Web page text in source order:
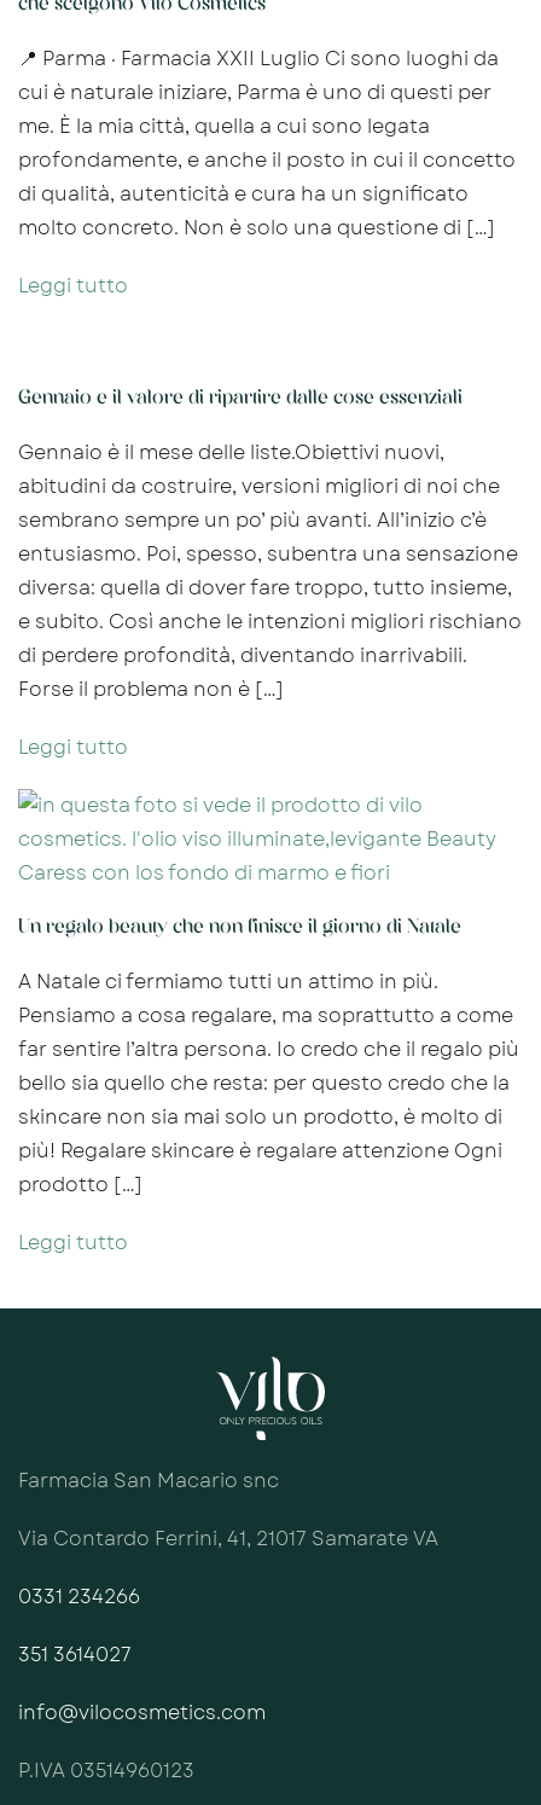
che scelgono Vilo Cosmetics
📍 Parma · Farmacia XXII Luglio Ci sono luoghi da
cui è naturale iniziare, Parma è uno di questi per
me. È la mia città, quella a cui sono legata
profondamente, e anche il posto in cui il concetto
di qualità, autenticità e cura ha un significato
molto concreto. Non è solo una questione di […]
Leggi tutto
Gennaio e il valore di ripartire dalle cose essenziali
Gennaio è il mese delle liste.Obiettivi nuovi,
abitudini da costruire, versioni migliori di noi che
sembrano sempre un po’ più avanti. All’inizio c’è
entusiasmo. Poi, spesso, subentra una sensazione
diversa: quella di dover fare troppo, tutto insieme,
e subito. Così anche le intenzioni migliori rischiano
di perdere profondità, diventando inarrivabili.
Forse il problema non è […]
Leggi tutto
Un regalo beauty che non finisce il giorno di Natale
A Natale ci fermiamo tutti un attimo in più.
Pensiamo a cosa regalare, ma soprattutto a come
far sentire l’altra persona. Io credo che il regalo più
bello sia quello che resta: per questo credo che la
skincare non sia mai solo un prodotto, è molto di
più! Regalare skincare è regalare attenzione Ogni
prodotto […]
Leggi tutto
Farmacia San Macario snc
Via Contardo Ferrini, 41, 21017 Samarate VA
0331 234266
351 3614027
info@vilocosmetics.com
P.IVA 03514960123